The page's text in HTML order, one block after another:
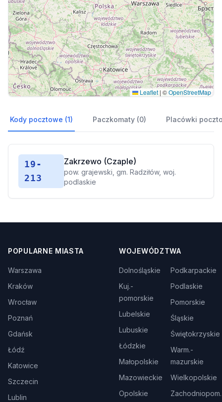
Leaflet | ©OpenStreetMap
Kody pocztowe (1) Paczkomaty (0) Placówki
19-
213
Zakrzewo (Czaple)
pow. grajewski, gm. Radziłów, woj.
podlaskie
POPULARNE MIASTA
Warszawa
Kraków
Wrocław
Poznań
Gdańsk
Łódź
Katowice
Szczecin
Lublin
WOJEWÓDZTWA
Dolnośląskie
Kuj.-
pomorskie
Lubelskie
Lubuskie
Łódzkie
Małopolskie
Mazowieckie
Opolskie
Podkarpackie
Podlaskie
Pomorskie
Śląskie
Świętokrzyskie
Warm.-
mazurskie
Wielkopolskie
Zachodniopom.